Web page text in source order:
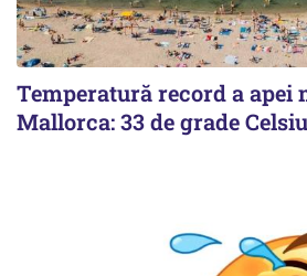
Temperatură record a apei
Mallorca: 33 de grade